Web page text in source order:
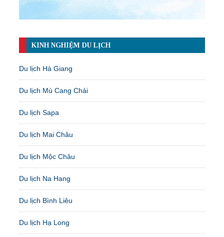
KINH NGHIỆM DU LỊCH
Du lịch Hà Giang
Du lịch Mù Cang Chải
Du lịch Sapa
Du lịch Mai Châu
Du lịch Mộc Châu
Du lịch Na Hang
Du lịch Bình Liêu
Du lịch Hạ Long